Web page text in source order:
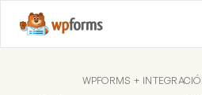
WPFORMS +